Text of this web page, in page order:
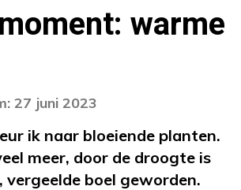
warme
27 juni 2023
ik naar bloeiende planten.
meer, door de droogte is
vergeelde boel geworden.